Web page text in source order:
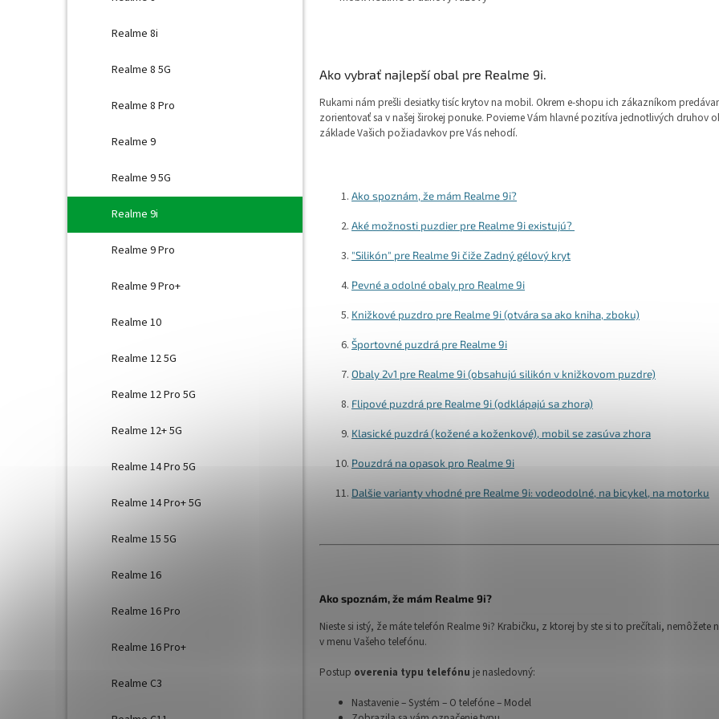
Realme 8i
Realme 8 5G
Realme 8 Pro
Realme 9
Realme 9 5G
Realme 9i
Realme 9 Pro
Realme 9 Pro+
Realme 10
Realme 12 5G
Realme 12 Pro 5G
Realme 12+ 5G
Realme 14 Pro 5G
Realme 14 Pro+ 5G
Realme 15 5G
Realme 16
Realme 16 Pro
Realme 16 Pro+
Realme C3
d
a
Ako vybrať najlepší obal pre Realme 9i.
Rukami nám prešli desiatky tisíc krytov na mobil. Okrem e-shopu ich zákazníkom
zorientovať sa v našej širokej ponuke. Povieme Vám hlavné pozitíva jednotlivých
základe Vašich požiadavkov pre Vás nehodí.
Ako spoznám, že mám Realme 9i?
Aké možnosti puzdier pre Realme 9i existujú?
"Silikón" pre Realme 9i čiže Zadný gélový kryt
Pevné a odolné obaly pro Realme 9i
Knižkové puzdro pre Realme 9i (otvára sa ako kniha, zboku)
Športovné puzdrá pre Realme 9i
Obaly 2v1 pre Realme 9i (obsahujú silikón v knižkovom puzdre)
Flipové puzdrá pre Realme 9i (odklápajú sa zhora)
Klasické puzdrá (kožené a koženkové), mobil se zasúva zhora
Pouzdrá na opasok pro Realme 9i
Dalšie varianty vhodné pre Realme 9i: vodeodolné, na bicykel, na motorku
Ako spoznám, že mám Realme 9i?
Nieste si istý, že máte telefón Realme 9i? Krabičku, z ktorej by ste si to prečítali,
v menu Vašeho telefónu.
Postup overenia typu telefónu je nasledovný:
Nastavenie – Systém – O telefóne – Model